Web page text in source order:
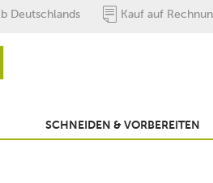
Deutschlands Kauf auf
SCHNEIDEN & VORBEREITEN